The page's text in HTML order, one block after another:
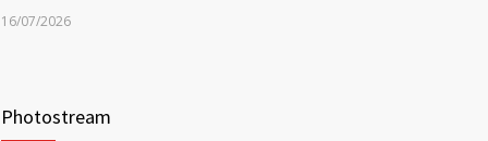
16/07/2026
Photostream